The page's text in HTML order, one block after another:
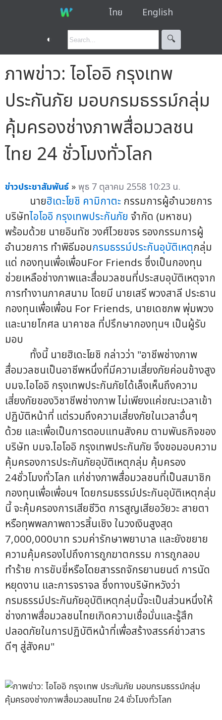
ไทย English
◐ 🔍︎
ภาพข่าว: ไอโออิ กรุงเทพ
ประกันภัย มอบกรมธรรม์กลุ่ม
คุ้มครองช่างภาพสื่อมวลชน
ไทย 24 ชั่วโมงทั่วโลก
ข่าวประชาสัมพันธ์ »พุธ 7 ตุลาคม 2558 10:23 น.
นายฮิเดะโยชิ คามิกาตะ กรรมการผู้อำนวยการ
บริษัทไอโออิ กรุงเทพประกันภัย จำกัด (มหาชน)
พร้อมด้วย นายอินทัช วงศ์ไวยขจร รองกรรมการผู้
อำนวยการ ทำพิธีมอบกรมธรรม์ประกันอุบัติเหตุกลุ่ม
แด่ กองทุนเพื่อเพื่อนFor Friends ซึ่งเป็นกองทุน
ช่วยเหลือช่างภาพและสื่อมวลชนที่ประสบอุบัติเหตุจาก
การทำงานภาคสนาม โดยมี นายเสรี พวงสาลี ประธาน
กองทุนเพื่อเพื่อน For Friends, นายเดชภพ พุ่มพวง
และนายโกศล นาคาชล ที่ปรึกษากองทุนฯ เป็นผู้รับ
มอบ
ทั้งนี้ นายฮิเดะโยชิ กล่าวว่า "อาชีพช่างภาพ
สื่อมวลชนเป็นอาชีพหนึ่งที่มีความเสี่ยงภัยค่อนข้างสูง
บมจ.ไอโออิ กรุงเทพประกันภัยได้เล็งเห็นถึงความ
เสี่ยงภัยของวิชาชีพช่างภาพ ไม่เพียงแค่ขณะเวลาเข้า
ปฏิบัติหน้าที่ แต่รวมถึงความเสี่ยงภัยในเวลาอื่นๆ
ด้วย และเพื่อเป็นการตอบแทนสังคม ตามพันธกิจของ
บริษัท บมจ.ไอโออิ กรุงเทพประกันภัย จึงขอมอบความ
คุ้มครองการประกันภัยอุบัติเหตุกลุ่ม คุ้มครอง
24ชั่วโมงทั่วโลก แก่ช่างภาพสื่อมวลชนที่เป็นสมาชิก
กองทุนเพื่อเพื่อนฯ โดยกรมธรรม์ประกันอุบัติเหตุกลุ่ม
นี้ จะคุ้มครองการเสียชีวิต การสูญเสียอวัยวะ สายตา
หรือทุพพลภาพถาวรสิ้นเชิง ในวงเงินสูงสุด
7,000,000บาท รวมค่ารักษาพยาบาล และยังขยาย
ความคุ้มครองไปถึงการถูกฆาตกรรม การถูกลอบ
ทำร้าย การขับขี่หรือโดยสารรถจักรยานยนต์ การนัด
หยุดงาน และการจราจล ซึ่งทางบริษัทหวังว่า
กรมธรรม์ประกันภัยอุบัติเหตุกลุ่มนี้จะเป็นส่วนหนึ่งให้
ช่างภาพสื่อมวลชนไทยเกิดความเชื่อมั่นและรู้สึก
ปลอดภัยในการปฏิบัติหน้าที่เพื่อสร้างสรรค์ข่าวสาร
ดีๆ สู่สังคม"